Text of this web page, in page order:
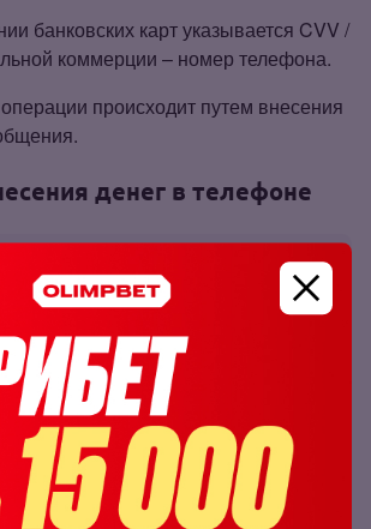
банковских карт указывается CVV /
коммерции – номер телефона.
происходит путем внесения
денег в телефоне
мобильной версии
не отличаются.
осуществляется в скрытом
полосками в
экрана или в разделе «Баланс» в
углу.
нажимается кнопка «Пополнить».